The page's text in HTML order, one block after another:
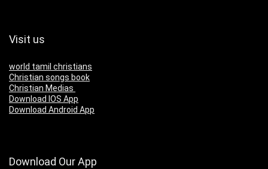
Visit us
world tamil christians
Christian songs book
Christian Medias
Download IOS App
Download Android App
Download Our App